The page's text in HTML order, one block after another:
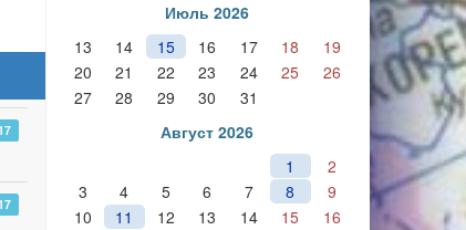
Июль 2026
13
14 15 16 17 18
19
20
21 22 23 24 25
26
27
28 29 30
31
Август 2026
1
2
3
4 5 6 7 8
9
10
11 12 13 14 15
16